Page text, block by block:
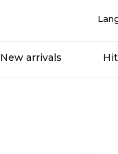
New arrivals